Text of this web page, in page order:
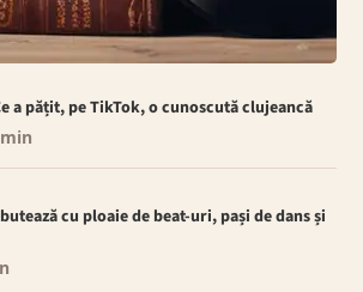
a pățit, pe TikTok, o cunoscută clujeancă
min
cu ploaie de beat-uri, pași de dans și